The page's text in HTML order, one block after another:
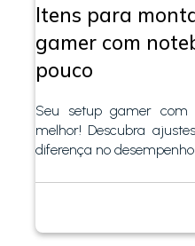
Itens para
gamer com
pouco
Seu setup gamer com
melhor! Descubra
diferença no